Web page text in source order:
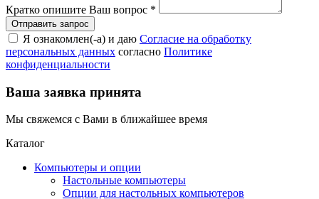
Кратко опишите Ваш вопрос *
Я ознакомлен(-а) и даю Согласие на обработку
персональных данных согласно Политике
конфиденциальности
Ваша заявка принята
Мы свяжемся с Вами в ближайшее время
Каталог
Компьютеры и опции
Настольные компьютеры
Опции для настольных компьютеров